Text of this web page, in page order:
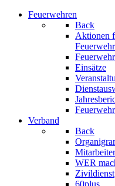
Feuerwehren
Back
Aktionen
Einsätze
Verband
Back
Mitarbeiter
WER
Zivildienst
60plus